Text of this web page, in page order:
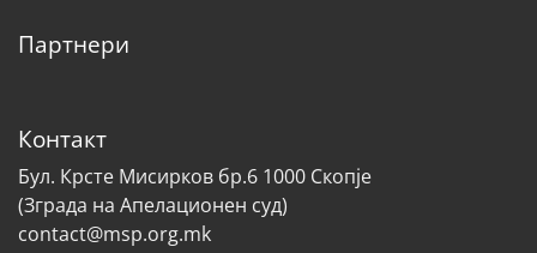
Партнери
Контакт
Бул. Крсте Мисирков бр.6 1000 Скопје
(Зграда на Апелационен суд)
contact@msp.org.mk